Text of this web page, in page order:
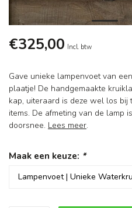
€325,00 Incl. btw
Gave unieke lampenvoet van
plaatje! De handgemaakte
kap, uiteraard is deze wel los bij
items. De afmeting van de lamp
doorsnee. Lees meer.
Maak een keuze: *